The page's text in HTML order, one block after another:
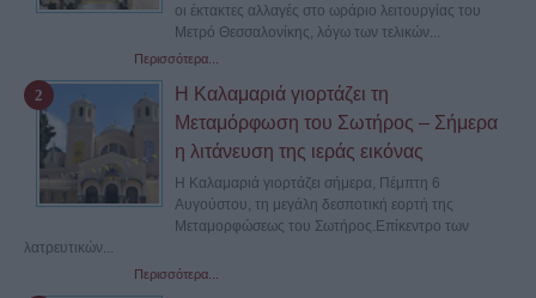
οι έκτακτες αλλαγές στο ωράριο λειτουργίας του
Μετρό Θεσσαλονίκης, λόγω των τελικών...
Περισσότερα...
Η Καλαμαριά γιορτάζει τη
Μεταμόρφωση του Σωτήρος – Σήμερα
η λιτάνευση της ιεράς εικόνας
Η Καλαμαριά γιορτάζει σήμερα, Πέμπτη 6
Αυγούστου, τη μεγάλη δεσποτική εορτή της
Μεταμορφώσεως του Σωτήρος.Επίκεντρο των
λατρευτικών...
Περισσότερα...